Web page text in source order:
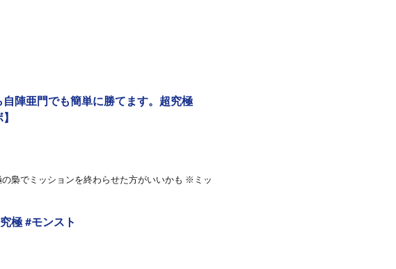
陣亜門でも簡単に勝てます。超究極
梟でミッションを終わらせた方がいいかも ※ミッ
極 #モンスト